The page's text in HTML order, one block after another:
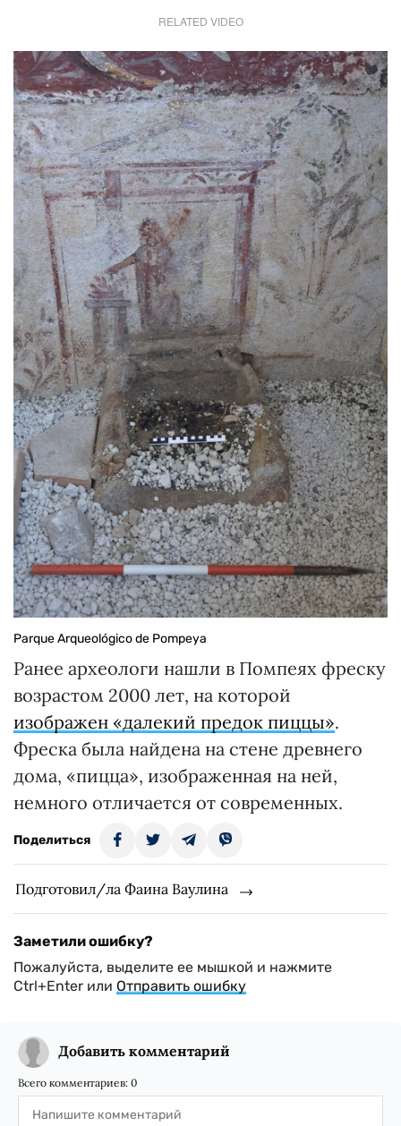
RELATED VIDEO
Parque Arqueológico de Pompeya
Ранее археологи нашли в Помпеях фреску
возрастом 2000 лет, на которой
изображен «далекий предок пиццы».
Фреска была найдена на стене древнего
дома, «пицца», изображенная на ней,
немного отличается от современных.
Поделиться
Подготовил/ла Фаина Ваулина
Заметили ошибку?
Пожалуйста, выделите ее мышкой и нажмите
Ctrl+Enter или Отправить ошибку
Добавить комментарий
Всего комментариев: 0